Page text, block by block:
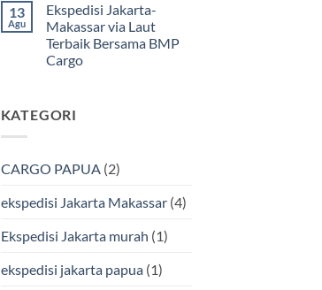
&
Aman
Bersama
Bmp
Cargo
komentar
pada
Ekspedisi
Jakarta
Kendari
Via
Cargo
13
Agu
Ekspedisi Jakarta-
Makassar via Laut
Terbaik Bersama BMP
Cargo
pada
Ekspedisi
Laut
BMP
KATEGORI
CARGO PAPUA(2)
ekspedisi Jakarta Makassar(4)
Ekspedisi Jakarta murah (1)
ekspedisi jakarta papua(1)